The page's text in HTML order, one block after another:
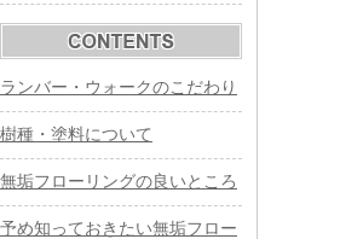
ランバー・ウォークのこだわり
樹種・塗料について
無垢フローリングの良いところ
予め知っておきたい無垢フロー